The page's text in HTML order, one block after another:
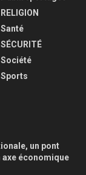
RELIGION
Santé
SÉCURITÉ
Société
Sports
un pont
axe économique